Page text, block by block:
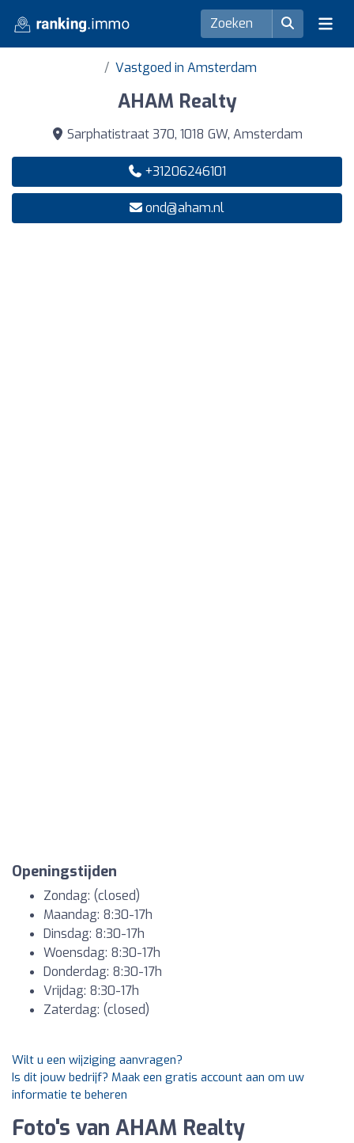
Vastgoed in Amsterdam
AHAM Realty
Sarphatistraat 370, 1018 GW, Amsterdam
+31206246101
ond@aham.nl
Openingstijden
Zondag: (closed)
Maandag: 8:30-17h
Dinsdag: 8:30-17h
Woensdag: 8:30-17h
Donderdag: 8:30-17h
Vrijdag: 8:30-17h
Zaterdag: (closed)
Wilt u een wijziging aanvragen?
Is dit jouw bedrijf? Maak een gratis account aan om uw
informatie te beheren
Foto's van AHAM Realty